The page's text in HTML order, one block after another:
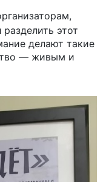
этот
делают такие
— живым и